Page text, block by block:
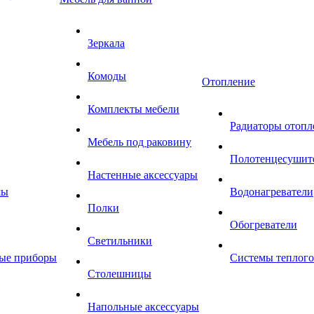
приборы
Зеркала
Комоды
Комплекты мебели
Мебель под раковину
Настенные аксессуары
Полки
Светильники
Столешницы
Напольные аксессуары
Отопление
Радиаторы
Водонагреватели
Обогреватели
Системы